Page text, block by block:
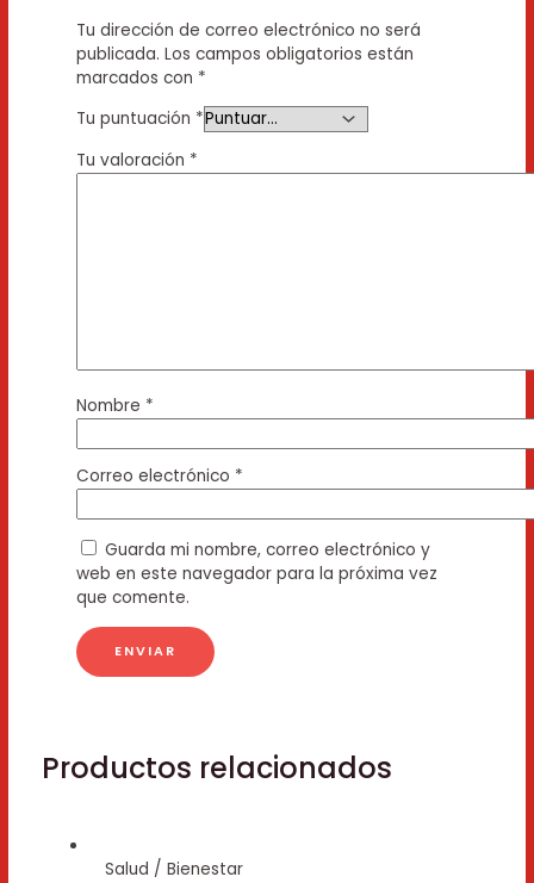
Tu dirección de correo electrónico no será
publicada. Los campos obligatorios están
marcados con *
Tu puntuación *
Tu valoración *
Nombre *
Correo electrónico *
Guarda mi nombre, correo electrónico y
web en este navegador para la próxima vez
que comente.
Productos relacionados
Salud / Bienestar